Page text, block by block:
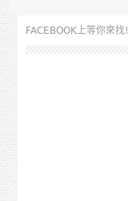
FACEBOOK上等你來找!